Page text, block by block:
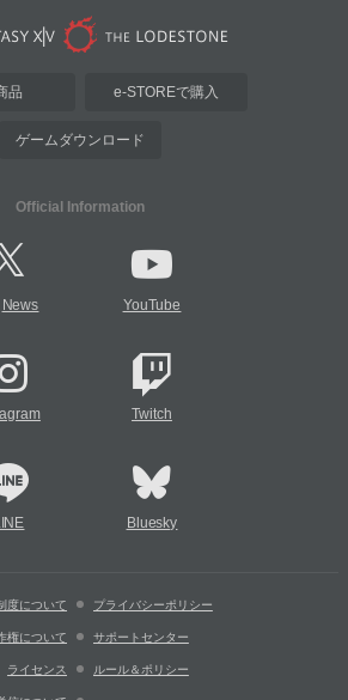
品 e-STOREで購入
ゲームダウンロード
Official Information
News YouTube
Twitch
Bluesky
度について プライバシーポリシー
権について サポートセンター
ライセンス ルール＆ポリシー